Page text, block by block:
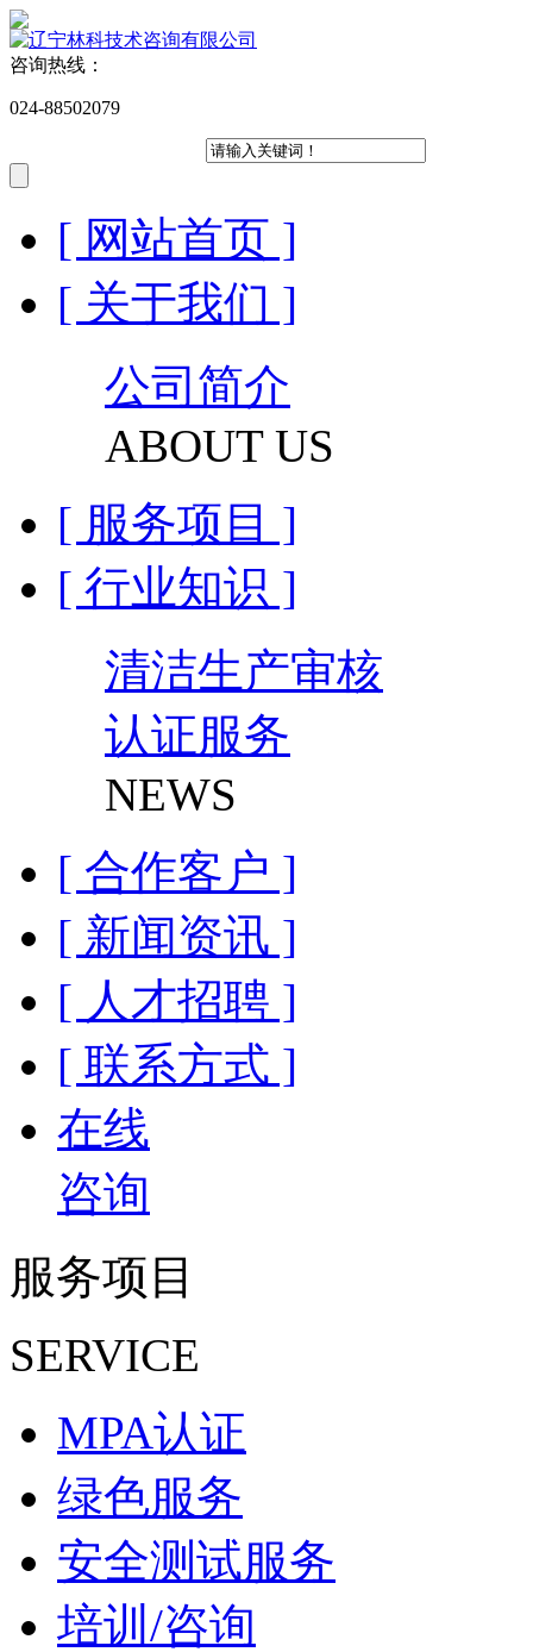
咨询热线：
024-88502079
[ 网站首页 ]
[ 关于我们 ]
公司简介
ABOUT US
[ 服务项目 ]
[ 行业知识 ]
清洁生产审核
认证服务
NEWS
[ 合作客户 ]
[ 新闻资讯 ]
[ 人才招聘 ]
[ 联系方式 ]
在线
咨询
服务项目
SERVICE
MPA认证
绿色服务
安全测试服务
培训/咨询